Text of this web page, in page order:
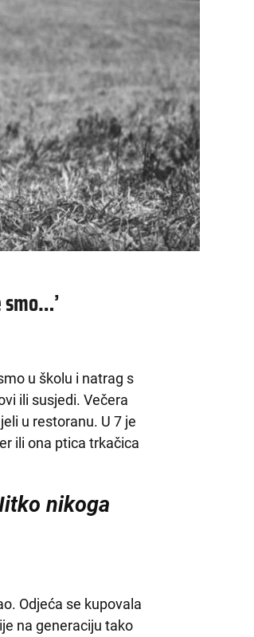
u školu i natrag s
ili susjedi. Večera
u restoranu. U 7 je
ili ona ptica trkačica
nikoga
Odjeća se kupovala
na generaciju tako